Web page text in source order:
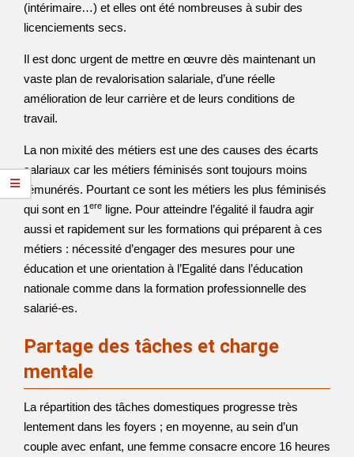
(intérimaire…) et elles ont été nombreuses à subir des
licenciements secs.
Il est donc urgent de mettre en œuvre dès maintenant un
vaste plan de revalorisation salariale, d’une réelle
amélioration de leur carrière et de leurs conditions de
travail.
La non mixité des métiers est une des causes des écarts
salariaux car les métiers féminisés sont toujours moins
rémunérés. Pourtant ce sont les métiers les plus féminisés
qui sont en 1ere ligne. Pour atteindre l’égalité il faudra agir
aussi et rapidement sur les formations qui préparent à ces
métiers : nécessité d’engager des mesures pour une
éducation et une orientation à l’Egalité dans l’éducation
nationale comme dans la formation professionnelle des
salarié-es.
Partage des tâches et charge
mentale
La répartition des tâches domestiques progresse très
lentement dans les foyers ; en moyenne, au sein d’un
couple avec enfant, une femme consacre encore 16 heures